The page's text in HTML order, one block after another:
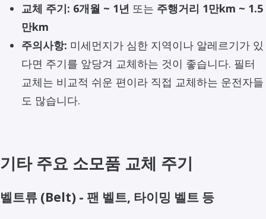
교체 주기: 6개월 ~ 1년 또는 주행거리 1만km ~ 1.5
만km
주의사항: 미세먼지가 심한 지역이나 알레르기가 있
다면 주기를 앞당겨 교체하는 것이 좋습니다. 필터
교체는 비교적 쉬운 편이라 직접 교체하는 운전자들
도 많습니다.
기타 주요 소모품 교체 주기
벨트류 (Belt) - 팬 벨트, 타이밍 벨트 등